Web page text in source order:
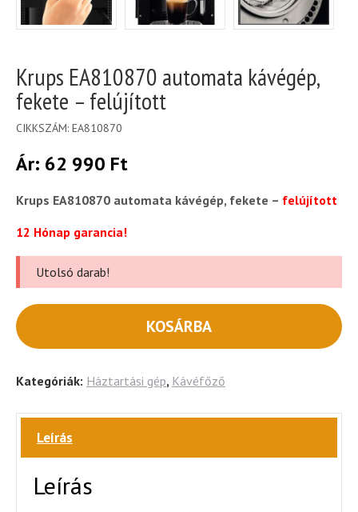
Krups EA810870 automata kávégép,
fekete – felújított
CIKKSZÁM: EA810870
Ár: 62 990 Ft
Krups EA810870 automata kávégép, fekete – felújított
12 Hónap garancia!
Utolsó darab!
KOSÁRBA
Kategóriák: Háztartási gép, Kávéfőző
Leírás
Leírás